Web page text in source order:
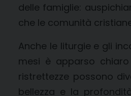
delle famiglie:
che le comunità
Anche le liturgie e gli
mesi è apparso
ristrettezze possono
bellezza e la